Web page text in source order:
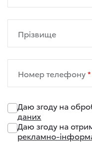
Прізвище
Номер телефону
Даю згоду на
даних
Даю згоду на
рекламно-